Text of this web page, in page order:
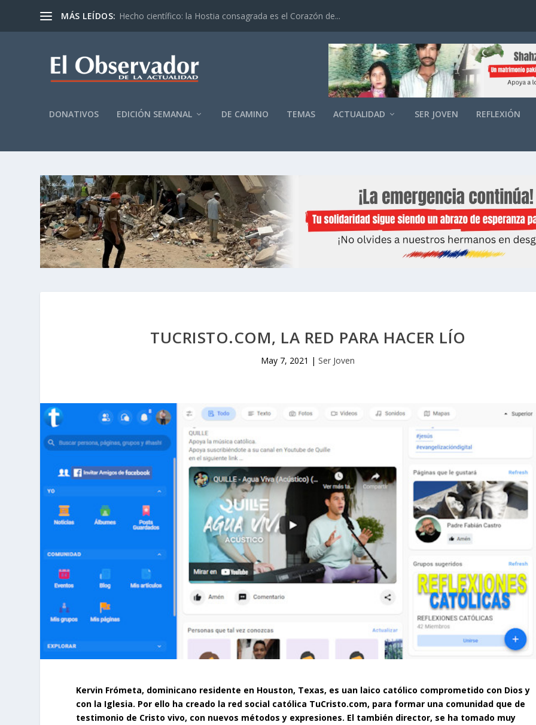
MÁS LEÍDOS: Hecho científico: la Hostia consagrada es el Corazón de...
DONATIVOS EDICIÓN SEMANAL DE CAMINO TEMAS ACTUALIDAD SER JOVEN REFLEXIÓN
TUCRISTO.COM, LA RED PARA HACER LÍO
May 7, 2021 |Ser Joven
Kervin Frómeta, dominicano residente en Houston, Texas, es uan laico católico comprometido con Dios y
con la Iglesia. Por ello ha creado la red social católica TuCristo.com, para formar una comunidad que de
testimonio de Cristo vivo, con nuevos métodos y expresiones. El también director, se ha tomado muy